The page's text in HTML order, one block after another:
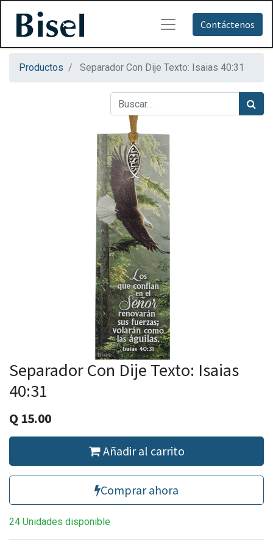
Contáctenos
Productos Separador Con Dije Texto: Isaias 40:31
Separador Con Dije Texto: Isaias
40:31
Q 15.00
Añadir al carrito
Comprar ahora
24 Unidades disponible